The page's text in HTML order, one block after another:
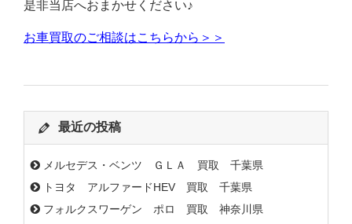
是非当店へおまかせください♪
お車買取のご相談はこちらから＞＞
最近の投稿
メルセデス・ベンツ ＧＬＡ 買取 千葉県
トヨタ アルファードHEV 買取 千葉県
フォルクスワーゲン ポロ 買取 神奈川県